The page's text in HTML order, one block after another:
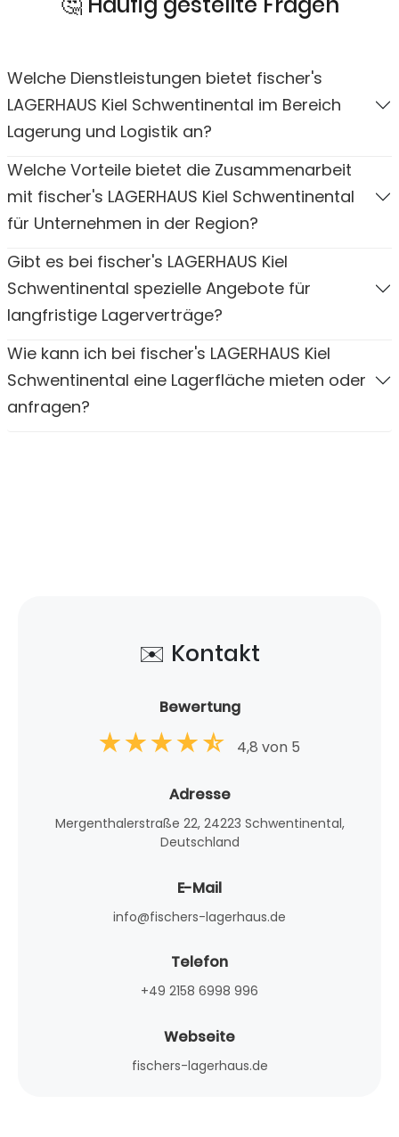
Welche Dienstleistungen bietet fischer's
LAGERHAUS Kiel Schwentinental im Bereich
Lagerung und Logistik an?
Welche Vorteile bietet die Zusammenarbeit
mit fischer's LAGERHAUS Kiel Schwentinental
für Unternehmen in der Region?
Gibt es bei fischer's LAGERHAUS Kiel
Schwentinental spezielle Angebote für
langfristige Lagerverträge?
Wie kann ich bei fischer's LAGERHAUS Kiel
Schwentinental eine Lagerfläche mieten oder
anfragen?
✉️ Kontakt
Bewertung
4,8 von 5
Adresse
Mergenthalerstraße 22, 24223 Schwentinental,
Deutschland
E-Mail
info@fischers-lagerhaus.de
Telefon
+49 2158 6998 996
Webseite
fischers-lagerhaus.de